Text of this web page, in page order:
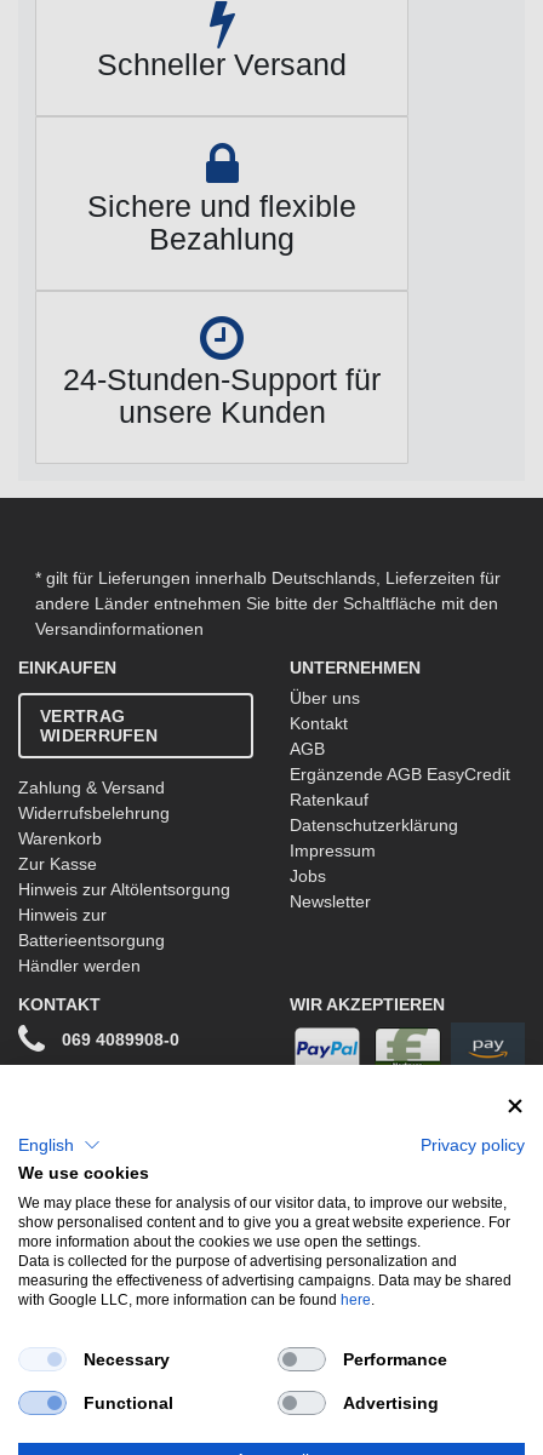
Schneller Versand
Sichere und flexible
Bezahlung
24-Stunden-Support für
unsere Kunden
* gilt für Lieferungen innerhalb Deutschlands, Lieferzeiten für
andere Länder entnehmen Sie bitte der Schaltfläche mit den
Versandinformationen
EINKAUFEN
VERTRAG
WIDERRUFEN
Zahlung & Versand
Widerrufsbelehrung
Warenkorb
Zur Kasse
Hinweis zur Altölentsorgung
Hinweis zur
Batterieentsorgung
Händler werden
UNTERNEHMEN
Über uns
Kontakt
AGB
Ergänzende AGB EasyCredit
Ratenkauf
Datenschutzerklärung
Impressum
Jobs
Newsletter
KONTAKT
069 4089908-0
Facebook
Instagram
WIR AKZEPTIEREN
UNSERE BELIEBTESTEN PRODUKTE
Endschalldämpfer Bremsscheiben Carbon Style & Aerodynamik
English
Privacy policy
We use cookies
We may place these for analysis of our visitor data, to improve our website,
show personalised content and to give you a great website experience. For
more information about the cookies we use open the settings.
Data is collected for the purpose of advertising personalization and
measuring the effectiveness of advertising campaigns. Data may be shared
with Google LLC, more information can be found here.
Necessary Performance
Functional Advertising